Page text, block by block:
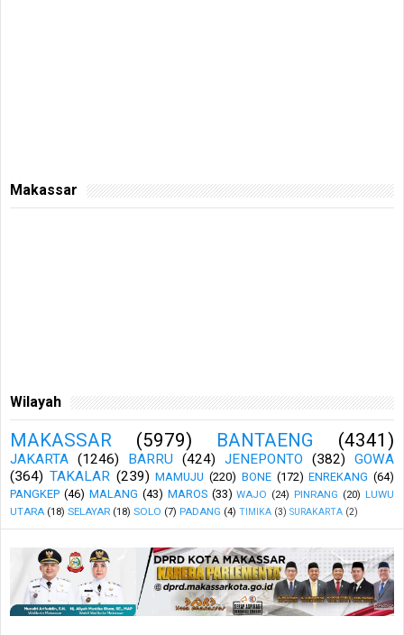
Makassar
Wilayah
MAKASSAR (5979) BANTAENG (4341)
JAKARTA (1246) BARRU (424) JENEPONTO (382)
GOWA
(364) TAKALAR (239) MAMUJU (220) BONE (172) ENREKANG (64)
PANGKEP (46) MALANG (43) MAROS (33) WAJO (24) PINRANG (20) LUWU
UTARA (18) SELAYAR (18) SOLO (7) PADANG (4) TIMIKA (3) SURAKARTA (2)